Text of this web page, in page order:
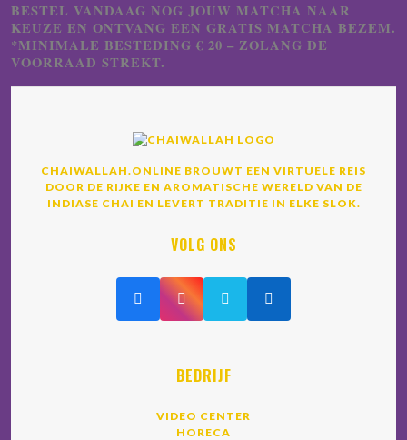
BESTEL VANDAAG NOG JOUW MATCHA NAAR
KEUZE EN ONTVANG EEN GRATIS MATCHA BEZEM.
*MINIMALE BESTEDING € 20 – ZOLANG DE
VOORRAAD STREKT.
CHAIWALLAH.ONLINE BROUWT EEN VIRTUELE REIS
DOOR DE RIJKE EN AROMATISCHE WERELD VAN DE
INDIASE CHAI EN LEVERT TRADITIE IN ELKE SLOK.
VOLG ONS
BEDRIJF
VIDEO CENTER
HORECA